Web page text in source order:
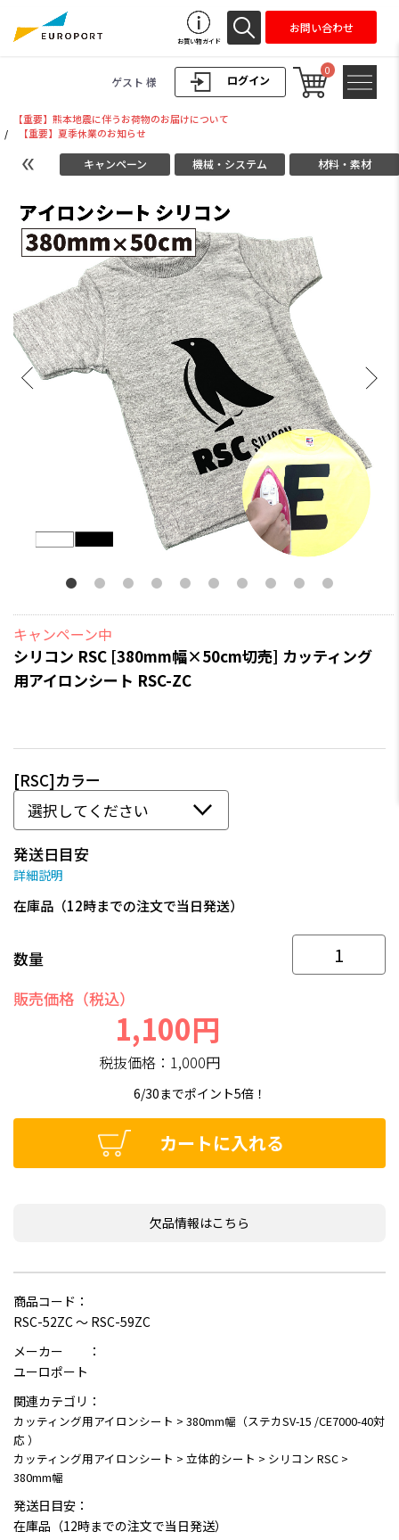
ログイン
ゲスト 様
0
お買い物ガイド
お問い合わせ
【重要】熊本地震に伴うお荷物のお届けについて
/
【重要】夏季休業のお知らせ
キャンペーン 機械・システム 材料・素材
キャンペーン中
シリコン RSC [380mm幅×50cm切売] カッティング
用アイロンシート RSC-ZC
[RSC]カラー
発送日目安
詳細説明
在庫品（12時までの注文で当日発送）
数量
販売価格（税込）
1,100円
税抜価格： 1,000円
6/30までポイント5倍！
カートに入れる
欠品情報はこちら
商品コード：
RSC-52ZC ～ RSC-59ZC
メーカー ：
ユーロポート
関連カテゴリ：
カッティング用アイロンシート > 380mm幅（ステカSV-15 /CE7000-40対
応 ）
カッティング用アイロンシート > 立体的シート > シリコン RSC >
380mm幅
発送日目安：
在庫品（12時までの注文で当日発送）